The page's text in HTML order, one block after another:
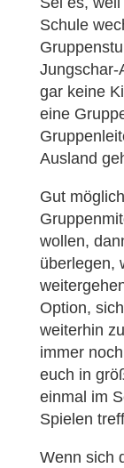
Schule
Jungschar-
gar keine
eine
Ausland
Gut
wollen,
überlegen,
Option,
weiterhin
immer
euch in
einmal im
Spielen
Wenn sich